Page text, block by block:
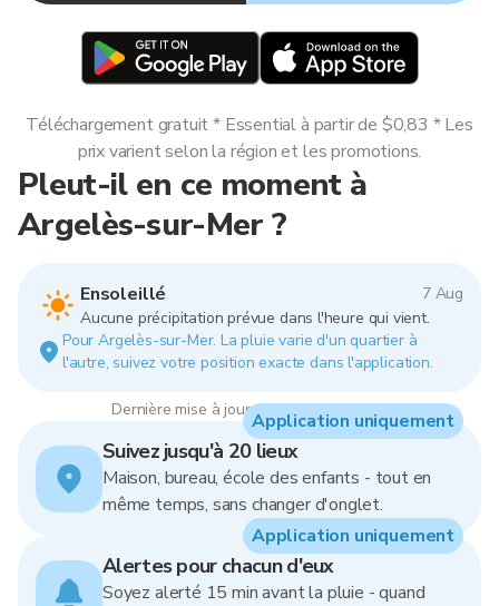
Pleut-il en ce moment à
Argelès-sur-Mer ?
Ensoleillé
7 Aug
Aucune précipitation prévue dans l'heure qui vient.
Pour Argelès-sur-Mer. La pluie varie d'un quartier à
l'autre, suivez votre position exacte dans l'application.
Dernière mise à jour : 08:00, 7 Aug 2026
Téléchargement gratuit * Essential à partir de $0,83 * Les
prix varient selon la région et les promotions.
Suivez jusqu'à 20 lieux
Maison, bureau, école des enfants - tout en
même temps, sans changer d'onglet.
Application uniquement
Alertes pour chacun d'eux
Soyez alerté 15 min avant la pluie - quand
Application uniquement